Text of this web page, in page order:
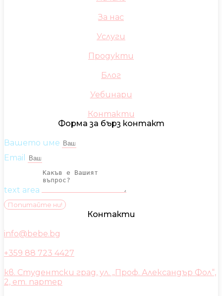
За нас
Услуги
Продукти
Блог
Уебинари
Контакти
Форма за бърз контакт
Вашето име
Email
text area
Попитайте ни!
Контакти
info@bebe.bg
+359 88 723 4427
кв. Студентски град, ул. „Проф. Александър Фол“,
2, ет. партер